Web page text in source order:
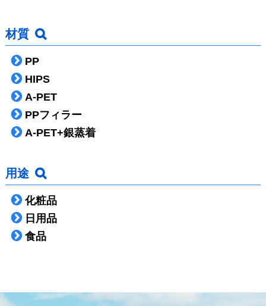
材質
PP
HIPS
A-PET
PPフィラー
A-PET+銀蒸着
用途
化粧品
日用品
食品